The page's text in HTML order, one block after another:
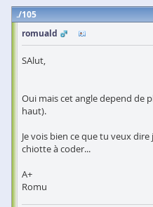
105
romuald
SAlut,
Oui mais cet angle depend de
haut).
Je vois bien ce que tu veux
chiotte à coder...
A+
Romu